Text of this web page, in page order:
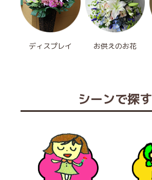
ディスプレイ お供えのお花
シーンで探す